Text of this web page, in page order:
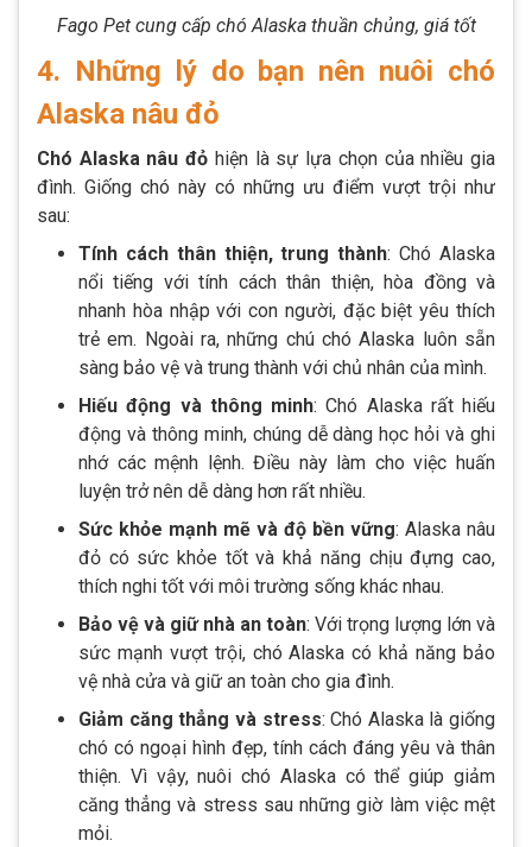
Fago Pet cung cấp chó Alaska thuần chủng, giá tốt
4. Những lý do bạn nên nuôi chó
Alaska nâu đỏ
Chó Alaska nâu đỏ hiện là sự lựa chọn của nhiều gia
đình. Giống chó này có những ưu điểm vượt trội như
sau:
Tính cách thân thiện, trung thành: Chó Alaska
nổi tiếng với tính cách thân thiện, hòa đồng và
nhanh hòa nhập với con người, đặc biệt yêu thích
trẻ em. Ngoài ra, những chú chó Alaska luôn sẵn
sàng bảo vệ và trung thành với chủ nhân của mình.
Hiếu động và thông minh: Chó Alaska rất hiếu
động và thông minh, chúng dễ dàng học hỏi và ghi
nhớ các mệnh lệnh. Điều này làm cho việc huấn
luyện trở nên dễ dàng hơn rất nhiều.
Sức khỏe mạnh mẽ và độ bền vững: Alaska nâu
đỏ có sức khỏe tốt và khả năng chịu đựng cao,
thích nghi tốt với môi trường sống khác nhau.
Bảo vệ và giữ nhà an toàn: Với trọng lượng lớn và
sức mạnh vượt trội, chó Alaska có khả năng bảo
vệ nhà cửa và giữ an toàn cho gia đình.
Giảm căng thẳng và stress: Chó Alaska là giống
chó có ngoại hình đẹp, tính cách đáng yêu và thân
thiện. Vì vậy, nuôi chó Alaska có thể giúp giảm
căng thẳng và stress sau những giờ làm việc mệt
mỏi.